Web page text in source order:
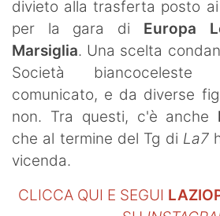
divieto alla trasferta posto
per la gara di Europa
Marsiglia. Una scelta
Società
comunicato, e da diverse
non. Tra questi, c'è anche
che al termine del Tg di La7
vicenda.
CLICCA QUI E SEGUI